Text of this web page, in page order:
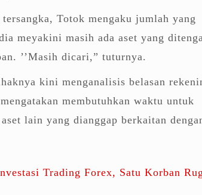
Totok mengaku jumlah yang
meyakini masih ada aset yang
’’Masih dicari,” tuturnya.
kini menganalisis belasan
membutuhkan waktu untuk
lain yang dianggap berkaitan
Trading Forex, Satu Korban